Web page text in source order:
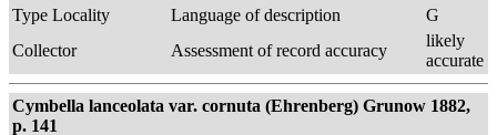
Type Locality
Language of description
G
Collector
Assessment of record accuracy
likely
accurate
Cymbella lanceolata var. cornuta (Ehrenberg) Grunow 1882,
p. 141